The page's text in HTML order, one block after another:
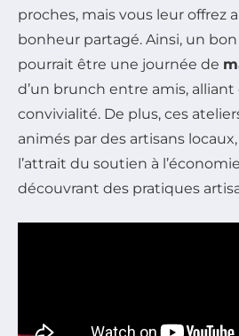
proches, mais vous leur offrez
bonheur partagé. Ainsi, un bon
pourrait être une journée de
d’un brunch entre amis,
convivialité. De plus, ces
animés par des artisans
l’attrait du soutien à
découvrant des pratiques